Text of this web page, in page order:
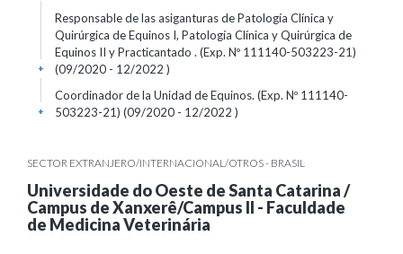
Responsable de las asiganturas de Patología Clínica y
Quirúrgica de Equinos I, Patología Clínica y Quirúrgica de
Equinos II y Practicantado . (Exp. Nº 111140-503223-21)
(09/2020 - 12/2022 )
+
Coordinador de la Unidad de Equinos. (Exp. Nº 111140-
503223-21) (09/2020 - 12/2022 )
+
SECTOR EXTRANJERO/INTERNACIONAL/OTROS - BRASIL
Universidade do Oeste de Santa Catarina /
Campus de Xanxerê/Campus II - Faculdade
de Medicina Veterinária